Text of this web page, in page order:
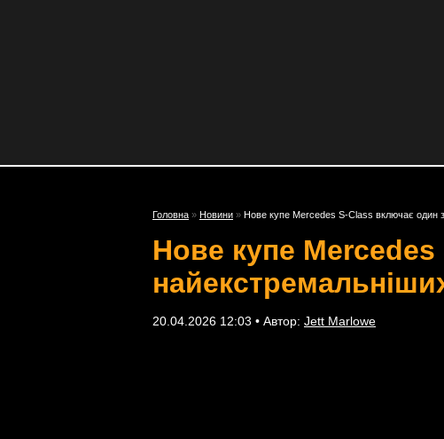
Головна » Новини » Нове купе Mercedes S-Class включає один
Нове купе
20.04.2026 12:03 • Автор: Jett Marlowe